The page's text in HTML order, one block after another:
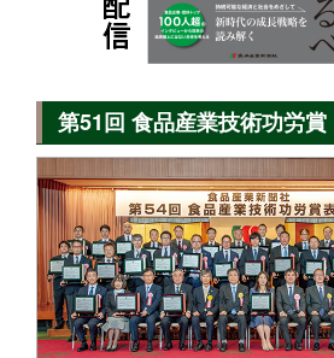
第51回 食品産業技術功労賞